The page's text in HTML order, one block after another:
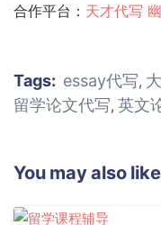
合作平台： 天才代写
Tags: essay代写,
留学论文代写, 英文
You may also like